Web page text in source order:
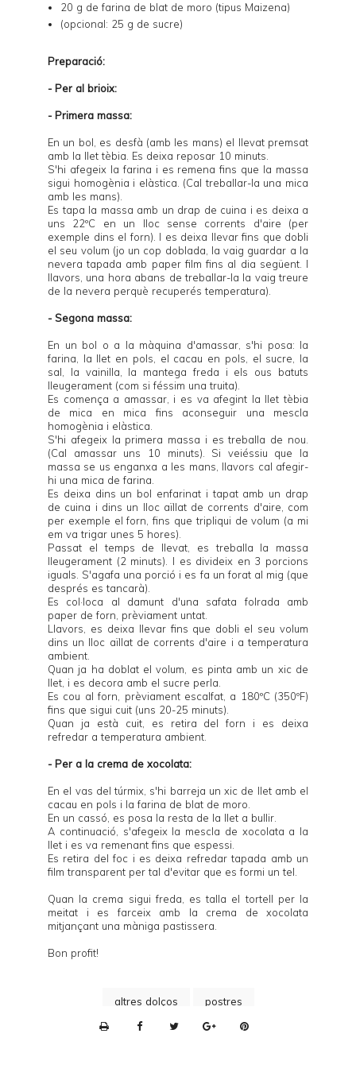
20 g de farina de blat de moro (tipus Maizena)
(opcional: 25 g de sucre)
Preparació:
- Per al brioix:
- Primera massa:
En un bol, es desfà (amb les mans) el llevat premsat
amb la llet tèbia. Es deixa reposar 10 minuts.
S'hi afegeix la farina i es remena fins que la massa
sigui homogènia i elàstica. (Cal treballar-la una mica
amb les mans).
Es tapa la massa amb un drap de cuina i es deixa a
uns 22ºC en un lloc sense corrents d'aire (per
exemple dins el forn). I es deixa llevar fins que dobli
el seu volum (jo un cop doblada, la vaig guardar a la
nevera tapada amb paper film fins al dia següent. I
llavors, una hora abans de treballar-la la vaig treure
de la nevera perquè recuperés temperatura).
- Segona massa:
En un bol o a la màquina d'amassar, s'hi posa: la
farina, la llet en pols, el cacau en pols, el sucre, la
sal, la vainilla, la mantega freda i els ous batuts
lleugerament (com si féssim una truita).
Es comença a amassar, i es va afegint la llet tèbia
de mica en mica fins aconseguir una mescla
homogènia i elàstica.
S'hi afegeix la primera massa i es treballa de nou.
(Cal amassar uns 10 minuts). Si veiéssiu que la
massa se us enganxa a les mans, llavors cal afegir-
hi una mica de farina.
Es deixa dins un bol enfarinat i tapat amb un drap
de cuina i dins un lloc aïllat de corrents d'aire, com
per exemple el forn, fins que tripliqui de volum (a mi
em va trigar unes 5 hores).
Passat el temps de llevat, es treballa la massa
lleugerament (2 minuts). I es divideix en 3 porcions
iguals. S'agafa una porció i es fa un forat al mig (que
després es tancarà).
Es col·loca al damunt d'una safata folrada amb
paper de forn, prèviament untat.
Llavors, es deixa llevar fins que dobli el seu volum
dins un lloc aïllat de corrents d'aire i a temperatura
ambient.
Quan ja ha doblat el volum, es pinta amb un xic de
llet, i es decora amb el sucre perla.
Es cou al forn, prèviament escalfat, a 180ºC (350ºF)
fins que sigui cuit (uns 20-25 minuts).
Quan ja està cuit, es retira del forn i es deixa
refredar a temperatura ambient.
- Per a la crema de xocolata:
En el vas del túrmix, s'hi barreja un xic de llet amb el
cacau en pols i la farina de blat de moro.
En un cassó, es posa la resta de la llet a bullir.
A continuació, s'afegeix la mescla de xocolata a la
llet i es va remenant fins que espessi.
Es retira del foc i es deixa refredar tapada amb un
film transparent per tal d'evitar que es formi un tel.
Quan la crema sigui freda, es talla el tortell per la
meitat i es farceix amb la crema de xocolata
mitjançant una màniga pastissera.
Bon profit!
altres dolços
postres